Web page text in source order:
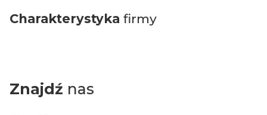
Charakterystyka firmy
Znajdź nas